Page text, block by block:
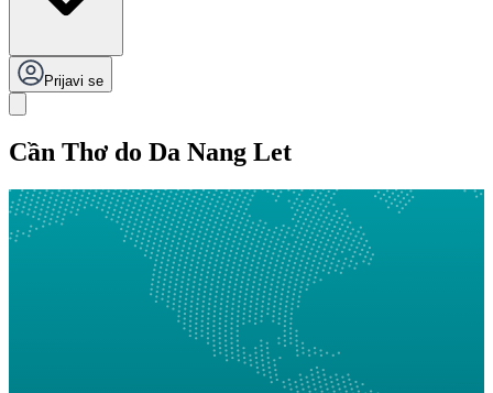
Prijavi se
Cần Thơ do Da Nang Let